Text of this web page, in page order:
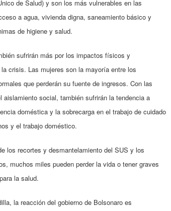
de Salud) y son los más vulnerables en las
a agua, vivienda digna, saneamiento básico y
de higiene y salud.
sufrirán más por los impactos físicos y
crisis. Las mujeres son la mayoría entre los
que perderán su fuente de ingresos. Con las
aislamiento social, también sufrirán la tendencia a
doméstica y la sobrecarga en el trabajo de cuidado
y el trabajo doméstico.
los recortes y desmantelamiento del SUS y los
muchos miles pueden perder la vida o tener graves
la salud.
la reacción del gobierno de Bolsonaro es